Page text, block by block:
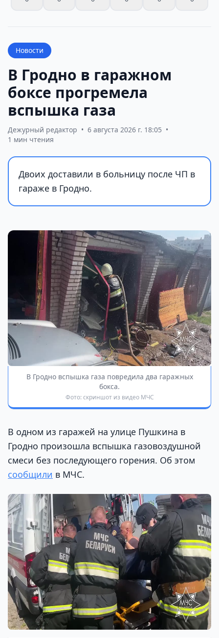
Новости
В Гродно в гаражном
боксе прогремела
вспышка газа
Дежурный редактор • 6 августа 2026 г. 18:05 •
1 мин чтения
Двоих доставили в больницу после ЧП в
гараже в Гродно.
В Гродно вспышка газа повредила два гаражных
бокса.
Фото: скриншот из видео МЧС
В одном из гаражей на улице Пушкина в
Гродно произошла вспышка газовоздушной
смеси без последующего горения. Об этом
сообщили в МЧС.